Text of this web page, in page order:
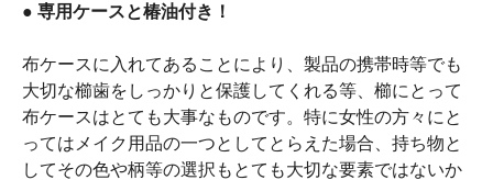
● 専用ケースと椿油付き！
布ケースに入れてあることにより、製品の携帯時等でも
大切な櫛歯をしっかりと保護してくれる等、櫛にとって
布ケースはとても大事なものです。特に女性の方々にと
ってはメイク用品の一つとしてとらえた場合、持ち物と
してその色や柄等の選択もとても大切な要素ではないか